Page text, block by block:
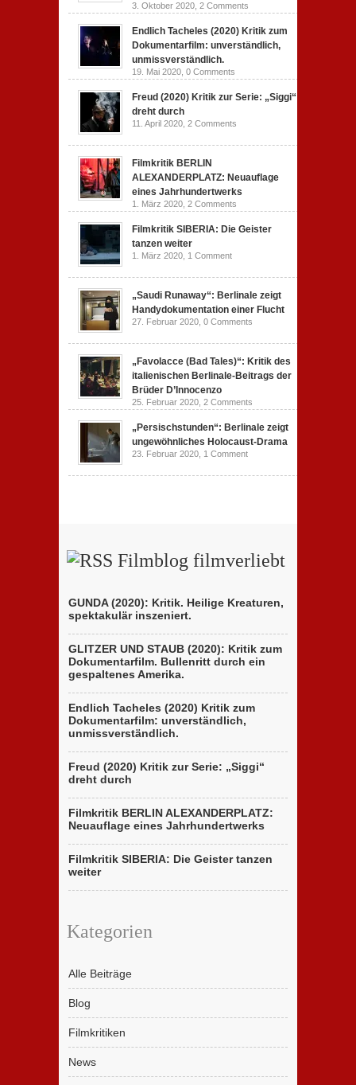
3. Oktober 2020, 2 Comments
Endlich Tacheles (2020) Kritik zum
Dokumentarfilm: unverständlich,
unmissverständlich.
19. Mai 2020, 0 Comments
Freud (2020) Kritik zur Serie: „Siggi“
dreht durch
11. April 2020, 2 Comments
Filmkritik BERLIN
ALEXANDERPLATZ: Neuauflage
eines Jahrhundertwerks
1. März 2020, 2 Comments
Filmkritik SIBERIA: Die Geister
tanzen weiter
1. März 2020, 1 Comment
„Saudi Runaway“: Berlinale zeigt
Handydokumentation einer Flucht
27. Februar 2020, 0 Comments
„Favolacce (Bad Tales)“: Kritik des
italienischen Berlinale-Beitrags der
Brüder D’Innocenzo
25. Februar 2020, 2 Comments
„Persischstunden“: Berlinale zeigt
ungewöhnliches Holocaust-Drama
23. Februar 2020, 1 Comment
Filmblog filmverliebt
GUNDA (2020): Kritik. Heilige Kreaturen,
spektakulär inszeniert.
GLITZER UND STAUB (2020): Kritik zum
Dokumentarfilm. Bullenritt durch ein
gespaltenes Amerika.
Endlich Tacheles (2020) Kritik zum
Dokumentarfilm: unverständlich,
unmissverständlich.
Freud (2020) Kritik zur Serie: „Siggi“
dreht durch
Filmkritik BERLIN ALEXANDERPLATZ:
Neuauflage eines Jahrhundertwerks
Filmkritik SIBERIA: Die Geister tanzen
weiter
Kategorien
Alle Beiträge
Blog
Filmkritiken
News